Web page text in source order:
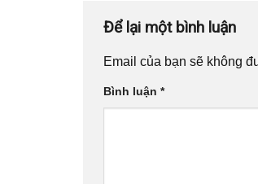
Để lại một bình luận
Email của bạn sẽ không
Bình luận *